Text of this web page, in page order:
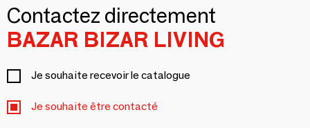
Contactez directement
BAZAR BIZAR LIVING
Je souhaite recevoir le catalogue
Je souhaite être contacté